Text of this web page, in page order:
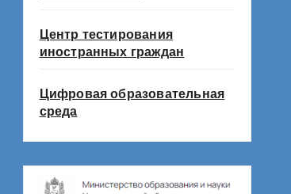
Центр тестирования
иностранных граждан
Цифровая образовательная
среда